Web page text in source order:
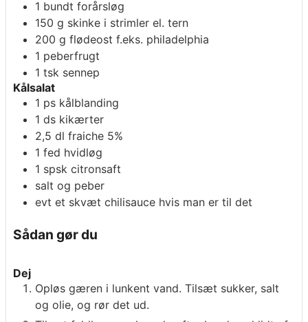
1 bundt forårsløg
150 g skinke i strimler el. tern
200 g flødeost f.eks. philadelphia
1 peberfrugt
1 tsk sennep
Kålsalat
1 ps kålblanding
1 ds kikærter
2,5 dl fraiche 5%
1 fed hvidløg
1 spsk citronsaft
salt og peber
evt et skvæt chilisauce hvis man er til det
Sådan gør du
Dej
Opløs gæren i lunkent vand. Tilsæt sukker, salt
og olie, og rør det ud.